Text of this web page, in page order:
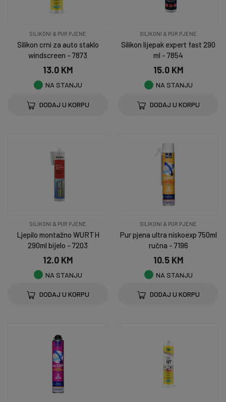
SILIKONI & PUR PJENE
Silikon crni za auto staklo
windscreen - 7873
13.0 KM
NA STANJU
DODAJ U KORPU
SILIKONI & PUR PJENE
Silikon lijepak expert fast 290
ml - 7854
15.0 KM
NA STANJU
DODAJ U KORPU
SILIKONI & PUR PJENE
Ljepilo montažno WURTH
290ml bijelo - 7203
12.0 KM
NA STANJU
DODAJ U KORPU
SILIKONI & PUR PJENE
Pur pjena ultra niskoexp 750ml
ručna - 7196
10.5 KM
NA STANJU
DODAJ U KORPU